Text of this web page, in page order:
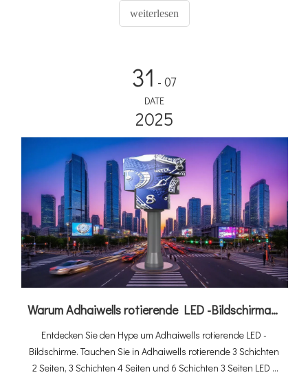
immersiven Produktdisplays mit virtuellen Methoden fördert.
weiterlesen
31 - 07
DATE
2025
Warum Adhaiwells rotierende LED -Bildschirmanzeigeplakat tendiert
Entdecken Sie den Hype um Adhaiwells rotierende LED -
Bildschirme. Tauchen Sie in Adhaiwells rotierende 3 Schichten
2 Seiten, 3 Schichten 4 Seiten und 6 Schichten 3 Seiten LED -